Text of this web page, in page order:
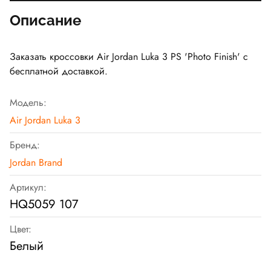
Описание
Заказать кроссовки Air Jordan Luka 3 PS 'Photo Finish' с
бесплатной доставкой.
Модель:
Air Jordan Luka 3
Бренд:
Jordan Brand
Артикул:
HQ5059 107
Цвет:
Белый